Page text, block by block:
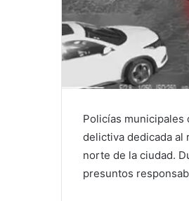
Policías municipales
delictiva dedicada al
norte de la ciudad.
presuntos